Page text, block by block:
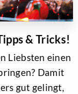
& Tricks!
Liebsten einen
Damit
gut gelingt,